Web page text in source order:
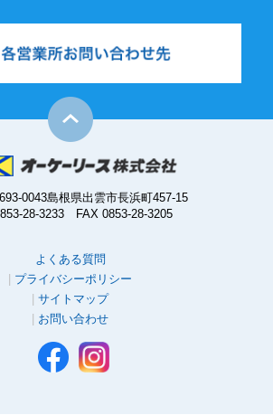
0043島根県出雲市長浜町457-15
28-3233 FAX 0853-28-3205
よくある質問
プライバシーポリシー
サイトマップ
お問い合わせ